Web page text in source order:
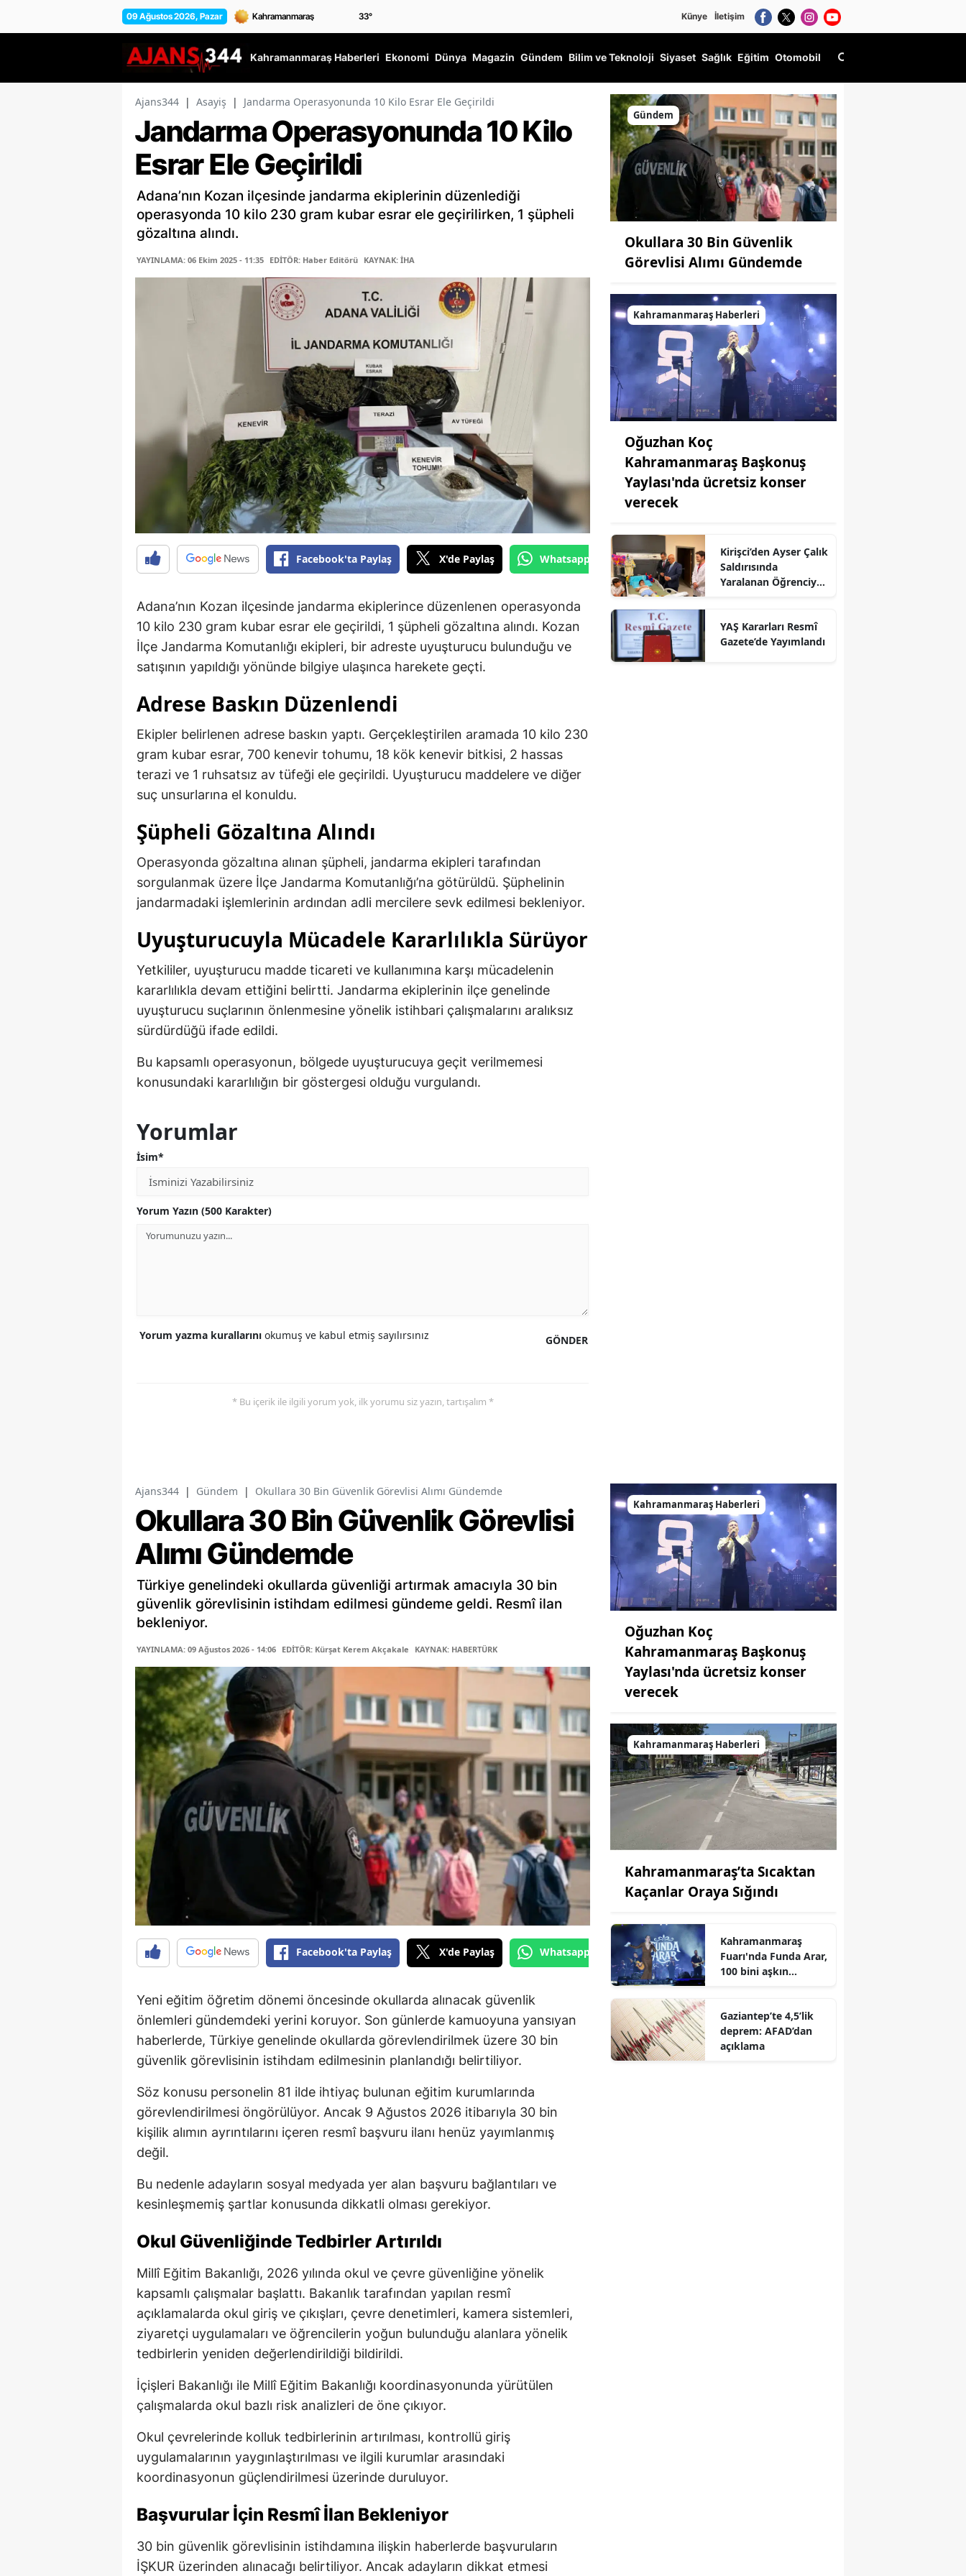
09 Ağustos 2026, Pazar 33° Künye İletişim
Kahramanmaraş Haberleri Ekonomi Dünya Magazin Gündem Bilim ve Teknoloji Siyaset Sağlık Eğitim Otomobil
Ajans344 | Asayiş | Jandarma Operasyonunda 10 Kilo Esrar Ele Geçirildi
Jandarma Operasyonunda 10 Kilo
Esrar Ele Geçirildi
Adana’nın Kozan ilçesinde jandarma ekiplerinin düzenlediği
operasyonda 10 kilo 230 gram kubar esrar ele geçirilirken, 1 şüpheli
gözaltına alındı.
YAYINLAMA: 06 Ekim 2025 - 11:35 EDİTÖR: Haber Editörü KAYNAK: İHA
Facebook'ta Paylaş X'de Paylaş Whatsapp'tan Gönder
Adana’nın Kozan ilçesinde jandarma ekiplerince düzenlenen operasyonda
10 kilo 230 gram kubar esrar ele geçirildi, 1 şüpheli gözaltına alındı. Kozan
İlçe Jandarma Komutanlığı ekipleri, bir adreste uyuşturucu bulunduğu ve
satışının yapıldığı yönünde bilgiye ulaşınca harekete geçti.
Adrese Baskın Düzenlendi
Ekipler belirlenen adrese baskın yaptı. Gerçekleştirilen aramada 10 kilo 230
gram kubar esrar, 700 kenevir tohumu, 18 kök kenevir bitkisi, 2 hassas
terazi ve 1 ruhsatsız av tüfeği ele geçirildi. Uyuşturucu maddelere ve diğer
suç unsurlarına el konuldu.
Şüpheli Gözaltına Alındı
Operasyonda gözaltına alınan şüpheli, jandarma ekipleri tarafından
sorgulanmak üzere İlçe Jandarma Komutanlığı’na götürüldü. Şüphelinin
jandarmadaki işlemlerinin ardından adli mercilere sevk edilmesi bekleniyor.
Uyuşturucuyla Mücadele Kararlılıkla Sürüyor
Yetkililer, uyuşturucu madde ticareti ve kullanımına karşı mücadelenin
kararlılıkla devam ettiğini belirtti. Jandarma ekiplerinin ilçe genelinde
uyuşturucu suçlarının önlenmesine yönelik istihbari çalışmalarını aralıksız
sürdürdüğü ifade edildi.
Bu kapsamlı operasyonun, bölgede uyuşturucuya geçit verilmemesi
konusundaki kararlılığın bir göstergesi olduğu vurgulandı.
Yorumlar
İsim*
Yorum Yazın (500 Karakter)
GÖNDER
Yorum yazma kurallarını okumuş ve kabul etmiş sayılırsınız
* Bu içerik ile ilgili yorum yok, ilk yorumu siz yazın, tartışalım *
Gündem
Okullara 30 Bin Güvenlik
Görevlisi Alımı Gündemde
Kahramanmaraş Haberleri
Oğuzhan Koç
Kahramanmaraş Başkonuş
Yaylası'nda ücretsiz konser
verecek
Kirişci’den Ayser Çalık
Saldırısında
Yaralanan Öğrenciye
YAŞ Kararları Resmî
Gazete’de Yayımlandı
Ajans344 | Gündem | Okullara 30 Bin Güvenlik Görevlisi Alımı Gündemde
Okullara 30 Bin Güvenlik Görevlisi
Alımı Gündemde
Türkiye genelindeki okullarda güvenliği artırmak amacıyla 30 bin
güvenlik görevlisinin istihdam edilmesi gündeme geldi. Resmî ilan
bekleniyor.
YAYINLAMA: 09 Ağustos 2026 - 14:06 EDİTÖR: Kürşat Kerem Akçakale KAYNAK: HABERTÜRK
Facebook'ta Paylaş X'de Paylaş Whatsapp'tan Gönder
Yeni eğitim öğretim dönemi öncesinde okullarda alınacak güvenlik
önlemleri gündemdeki yerini koruyor. Son günlerde kamuoyuna yansıyan
haberlerde, Türkiye genelinde okullarda görevlendirilmek üzere 30 bin
güvenlik görevlisinin istihdam edilmesinin planlandığı belirtiliyor.
Söz konusu personelin 81 ilde ihtiyaç bulunan eğitim kurumlarında
görevlendirilmesi öngörülüyor. Ancak 9 Ağustos 2026 itibarıyla 30 bin
kişilik alımın ayrıntılarını içeren resmî başvuru ilanı henüz yayımlanmış
değil.
Bu nedenle adayların sosyal medyada yer alan başvuru bağlantıları ve
kesinleşmemiş şartlar konusunda dikkatli olması gerekiyor.
Okul Güvenliğinde Tedbirler Artırıldı
Millî Eğitim Bakanlığı, 2026 yılında okul ve çevre güvenliğine yönelik
kapsamlı çalışmalar başlattı. Bakanlık tarafından yapılan resmî
açıklamalarda okul giriş ve çıkışları, çevre denetimleri, kamera sistemleri,
ziyaretçi uygulamaları ve öğrencilerin yoğun bulunduğu alanlara yönelik
tedbirlerin yeniden değerlendirildiği bildirildi.
İçişleri Bakanlığı ile Millî Eğitim Bakanlığı koordinasyonunda yürütülen
çalışmalarda okul bazlı risk analizleri de öne çıkıyor.
Okul çevrelerinde kolluk tedbirlerinin artırılması, kontrollü giriş
uygulamalarının yaygınlaştırılması ve ilgili kurumlar arasındaki
koordinasyonun güçlendirilmesi üzerinde duruluyor.
Başvurular İçin Resmî İlan Bekleniyor
30 bin güvenlik görevlisinin istihdamına ilişkin haberlerde başvuruların
İŞKUR üzerinden alınacağı belirtiliyor. Ancak adayların dikkat etmesi
Kahramanmaraş Haberleri
Oğuzhan Koç
Kahramanmaraş Başkonuş
Yaylası'nda ücretsiz konser
verecek
Kahramanmaraş Haberleri
Kahramanmaraş’ta Sıcaktan
Kaçanlar Oraya Sığındı
Kahramanmaraş
Fuarı'nda Funda Arar,
100 bini aşkın
Gaziantep’te 4,5’lik
deprem: AFAD’dan
açıklama